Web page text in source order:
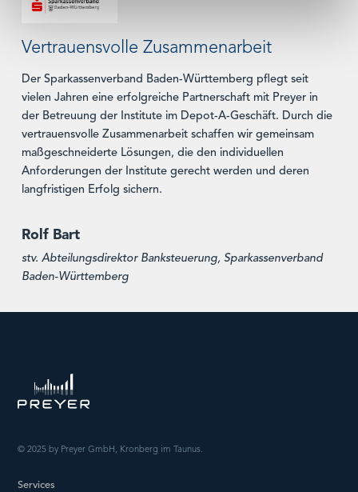
Vertrauensvolle Zusammenarbeit
Der Sparkassenverband Baden-Württemberg pflegt seit
vielen Jahren eine erfolgreiche Partnerschaft mit Preyer in
der Betreuung der Institute im Depot-A-Geschäft. Durch die
vertrauensvolle Zusammenarbeit schaffen wir gemeinsam
maßgeschneiderte Lösungen, die den individuellen
Anforderungen der Institute gerecht werden und deren
langfristigen Erfolg sichern.
Rolf Bart
stv. Abteilungsdirektor Banksteuerung, Sparkassenverband
Baden-Württemberg
Services
© 2025 by Preyer GmbH, Kronberg im Taunus.